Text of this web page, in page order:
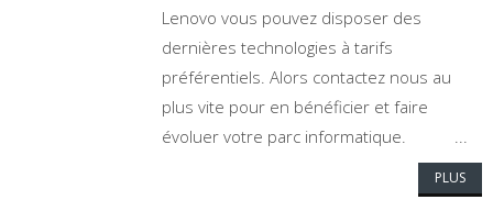
Lenovo vous pouvez disposer des
dernières technologies à tarifs
préférentiels. Alors contactez nous au
plus vite pour en bénéficier et faire
évoluer votre parc informatique. ...
PLUS